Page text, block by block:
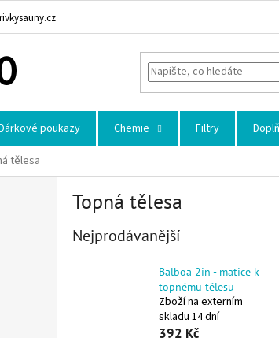
poukazy Chemie Filtry
tělesa
Topná tělesa
Nejprodávanější
Balboa 2in - matice k
topnému tělesu
Zboží na externím
skladu 14 dní
392 Kč